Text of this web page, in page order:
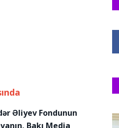
Əliyev Fondunun
Bakı Media